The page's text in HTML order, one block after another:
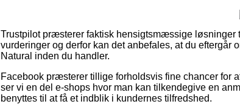
Trustpilot præsterer faktisk hensigtsmæssige
vurderinger og derfor kan det anbefales, at du eftergår
Natural inden du handler.
Facebook præsterer tillige forholdsvis fine chancer for
ser vi en del e-shops hvor man kan tilkendegive en
benyttes til at få et indblik i kundernes tilfredshed.